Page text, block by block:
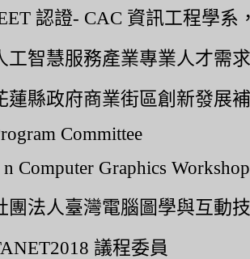
認證- CAC 資訊工程學系
工智慧服務產業專業人才需
蓮縣政府商業街區創新發展
Committee
n Computer Graphics
團法人臺灣電腦圖學與互動
議程委員